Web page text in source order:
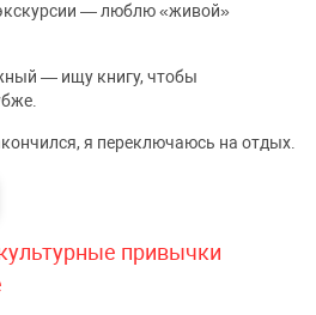
— люблю «живой»
— ищу книгу, чтобы
я переключаюсь на отдых.
привычки